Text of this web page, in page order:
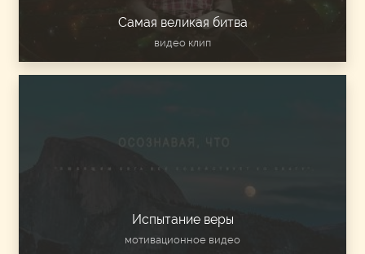
Самая великая битва
видео клип
Испытание веры
мотивационное видео